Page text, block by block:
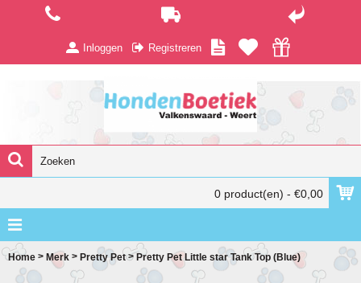
Inloggen Registreren
0 product(en) - €0,00
Home > Merk > Pretty Pet >Pretty Pet Little star Tank Top (Blue)